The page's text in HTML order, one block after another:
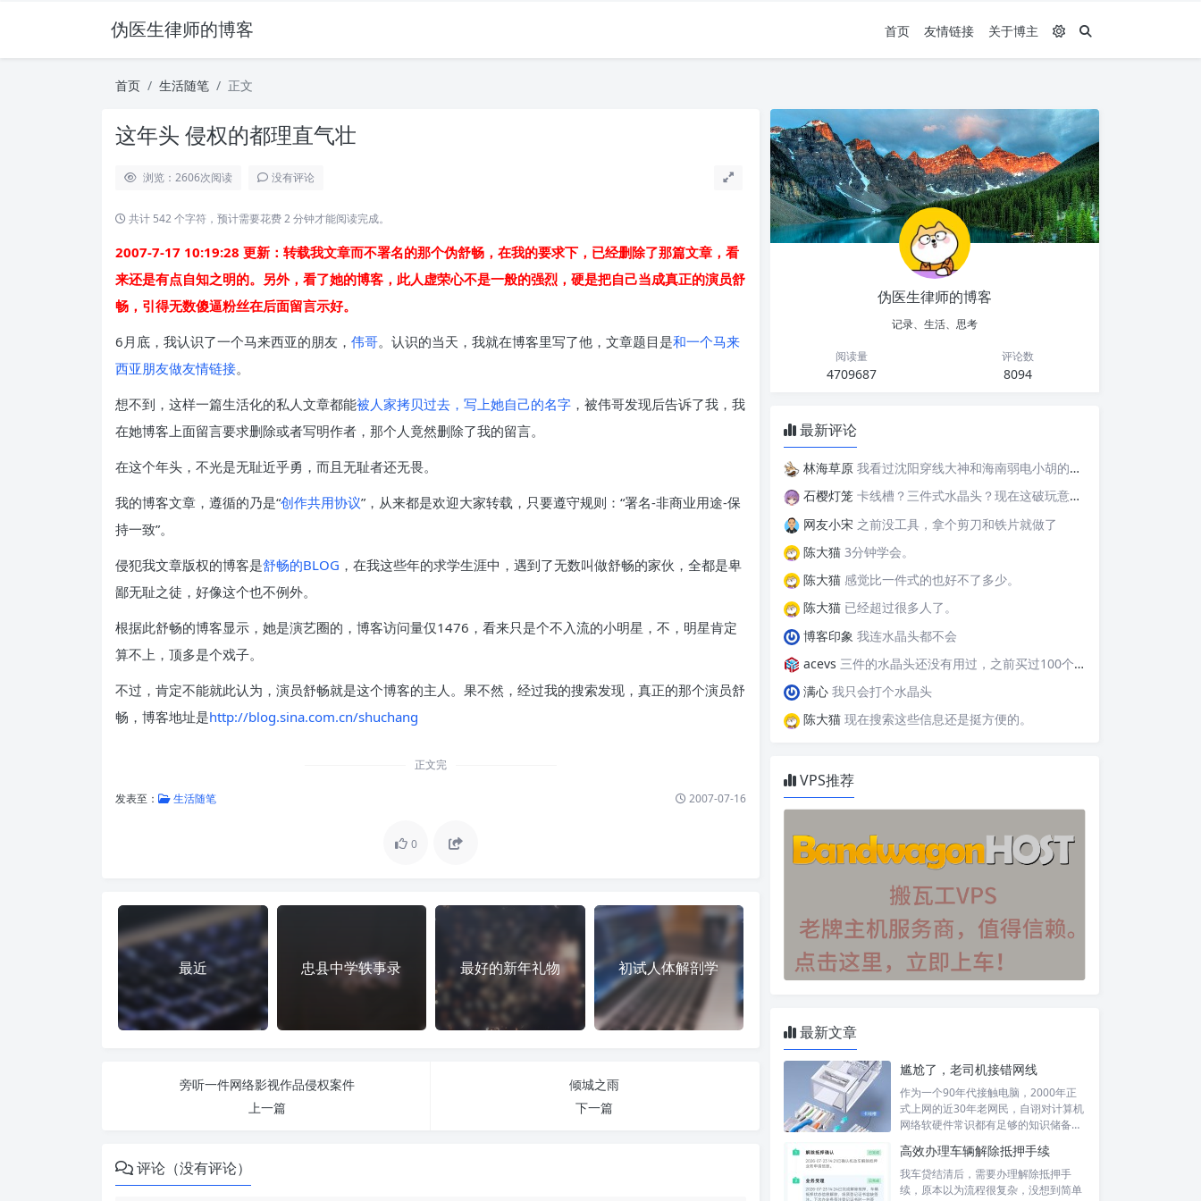
伪医生律师的博客 首页 友情链接 关于博主
首页 生活随笔 正文
这年头 侵权的都理直气壮
浏览：2606次阅读 没有评论
共计 542 个字符，预计需要花费 2 分钟才能阅读完成。
2007-7-17 10:19:28 更新：转载我文章而不署名的那个伪舒畅，在我的要求下，已经删除了那篇文章，看
来还是有点自知之明的。另外，看了她的博客，此人虚荣心不是一般的强烈，硬是把自己当成真正的演员舒
畅，引得无数傻逼粉丝在后面留言示好。
6月底，我认识了一个马来西亚的朋友， 伟哥。认识的当天，我就在博客里写了他，文章题目是和一个马来
西亚朋友做友情链接。
想不到，这样一篇生活化的私人文章都能被人家拷贝过去，写上她自己的名字 ，被伟哥发现后告诉了我，我
在她博客上面留言要求删除或者写明作者，那个人竟然删除了我的留言。
在这个年头，不光是无耻近乎勇，而且无耻者还无畏。
我的博客文章，遵循的乃是“创作共用协议”，从来都是欢迎大家转载，只要遵守规则：“署名-非商业用途-保
持一致”。
侵犯我文章版权的博客是舒畅的BLOG ，在我这些年的求学生涯中，遇到了无数叫做舒畅的家伙，全都是卑
鄙无耻之徒，好像这个也不例外。
根据此舒畅的博客显示，她是演艺圈的，博客访问量仅1476，看来只是个不入流的小明星，不，明星肯定
算不上，顶多是个戏子。
不过，肯定不能就此认为，演员舒畅就是这个博客的主人。果不然，经过我的搜索发现，真正的那个演员舒
畅，博客地址是http://blog.sina.com.cn/shuchang
正文完
发表至： 生活随笔 2007-07-16
0
最近 忠县中学轶事录 最好的新年礼物 初试人体解剖学
旁听一件网络影视作品侵权案件
上一篇
倾城之雨
下一篇
评论（没有评论）
伪医生律师的博客
记录、生活、思考
阅读量
4709687
评论数
8094
最新评论
林海草原 我看过沈阳穿线大神和海南弱电小胡的视频，他们做这些的熟练程度，是不是也是建立在这些翻车之上的....
石樱灯笼 卡线槽？三件式水晶头？现在这破玩意变得这么复杂了？
网友小宋 之前没工具，拿个剪刀和铁片就做了
陈大猫 3分钟学会。
陈大猫 感觉比一件式的也好不了多少。
陈大猫 已经超过很多人了。
博客印象 我连水晶头都不会
acevs 三件的水晶头还没有用过，之前买过100个水晶头还没有 用完。
满心 我只会打个水晶头
陈大猫 现在搜索这些信息还是挺方便的。
VPS推荐
最新文章
尴尬了，老司机接错网线
作为一个90年代接触电脑，2000年正
式上网的近30年老网民，自诩对计算机
网络软硬件常识都有足够的知识储备，
高效办理车辆解除抵押手续
我车贷结清后，需要办理解除抵押手
续，原本以为流程很复杂，没想到简单